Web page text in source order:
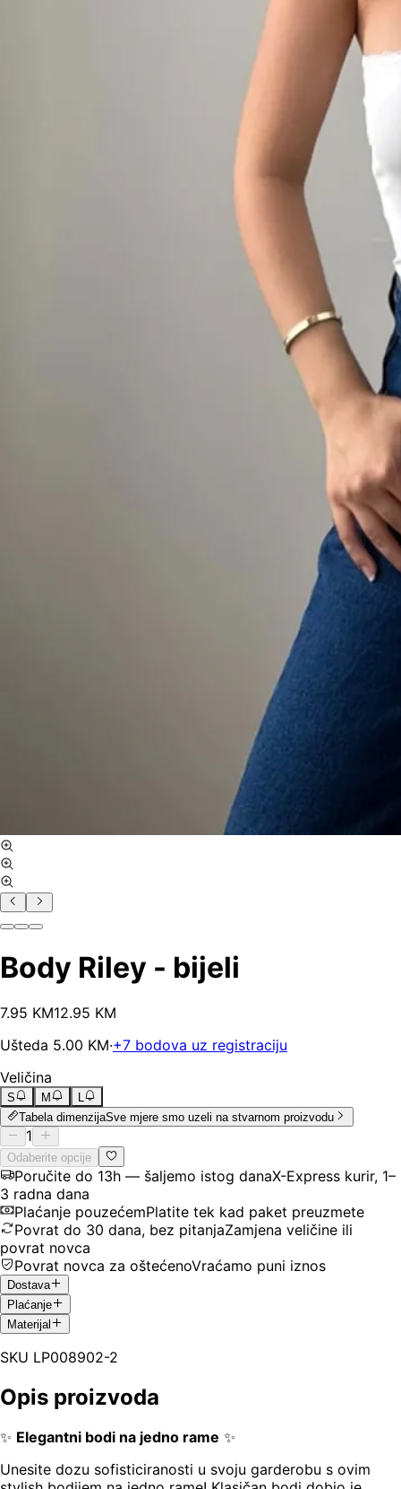
Body Riley - bijeli
7.95 KM12.95 KM
Ušteda 5.00 KM·+7 bodova uz registraciju
Veličina
S M
L
Tabela dimenzijaSve mjere smo uzeli na stvarnom proizvodu
1
Odaberite opcije
Poručite do 13h — šaljemo istog danaX-Express kurir, 1–
3 radna dana
Plaćanje pouzećemPlatite tek kad paket preuzmete
Povrat do 30 dana, bez pitanjaZamjena veličine ili
povrat novca
Povrat novca za oštećenoVraćamo puni iznos
Dostava
Plaćanje
Materijal
SKU LP008902-2
Opis proizvoda
✨ Elegantni bodi na jedno rame ✨
Unesite dozu sofisticiranosti u svoju garderobu s ovim